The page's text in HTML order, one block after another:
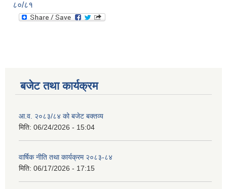
८०/८१
बजेट तथा कार्यक्रम
आ.व. २०८३/८४ को बजेट बक्तव्य
मिति: 06/24/2026 - 15:04
वार्षिक नीति तथा कार्यक्रम २०८३-८४
मिति: 06/17/2026 - 17:15